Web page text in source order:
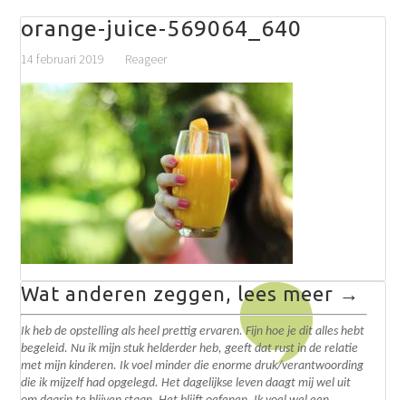
orange-juice-569064_640
14 februari 2019 Reageer
Wat anderen zeggen, lees meer →
Ik heb de opstelling als heel prettig ervaren. Fijn hoe je dit alles hebt
begeleid. Nu ik mijn stuk helderder heb, geeft dat rust in de relatie
met mijn kinderen. Ik voel minder die enorme druk/verantwoording
die ik mijzelf had opgelegd.Het dagelijkse leven daagt mij wel uit